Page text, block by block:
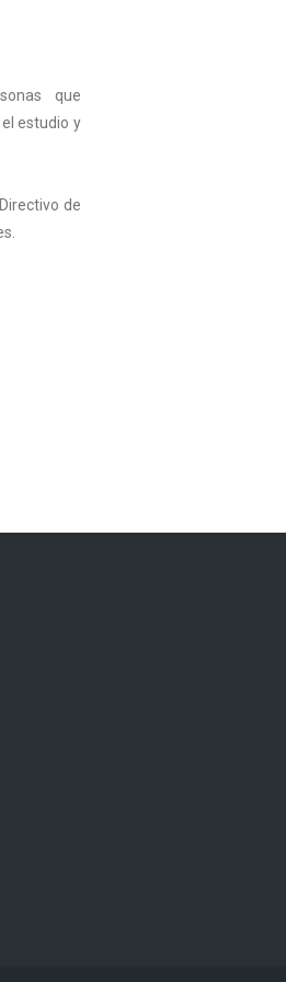
que
estudio y
de